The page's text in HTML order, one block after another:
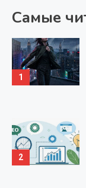
Самые
1
2